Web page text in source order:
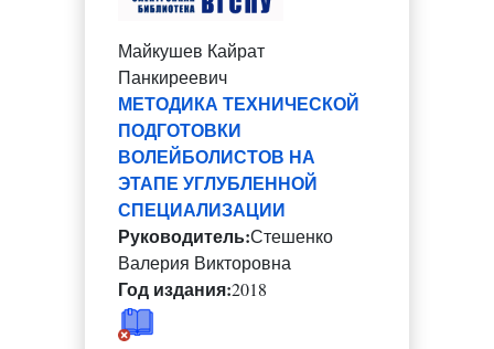
Майкушев Кайрат
Панкиреевич
МЕТОДИКА ТЕХНИЧЕСКОЙ
ПОДГОТОВКИ
ВОЛЕЙБОЛИСТОВ НА
ЭТАПЕ УГЛУБЛЕННОЙ
СПЕЦИАЛИЗАЦИИ
Руководитель:Стешенко
Валерия Викторовна
Год издания:2018